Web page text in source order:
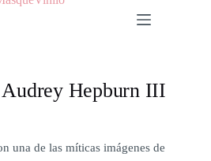
Hepburn III
una de las míticas imágenes de